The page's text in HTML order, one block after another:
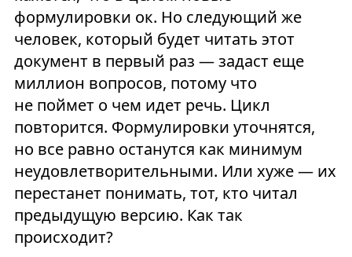
формулировки ок. Но следующий же
человек, который будет читать этот
документ в первый раз — задаст еще
миллион вопросов, потому что
не поймет о чем идет речь. Цикл
повторится. Формулировки уточнятся,
но все равно останутся как минимум
неудовлетворительными. Или хуже — их
перестанет понимать, тот, кто читал
предыдущую версию. Как так
происходит?